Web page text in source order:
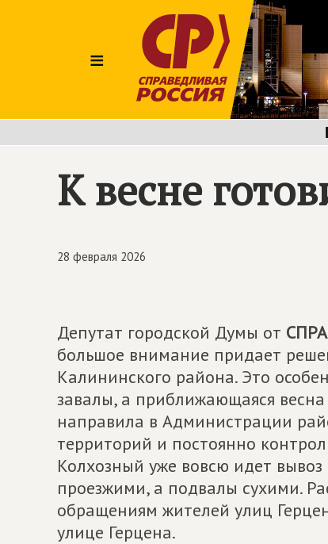
≡
К весне
28 февраля 2026
Депутат городской Думы от
большое внимание придает
Калининского района. Это
завалы, а приближающаяся
направила в Администрации
территорий и постоянно
Колхозный уже вовсю идет
проезжими, а подвалы сухими.
обращениям жителей улиц
улице Герцена.